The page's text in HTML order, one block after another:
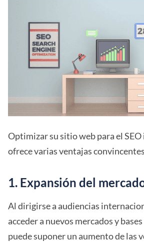
Optimizar su sitio web para el
ofrece varias ventajas
1. Expansión del
Al dirigirse a audiencias
acceder a nuevos mercados y
puede suponer un aumento de las